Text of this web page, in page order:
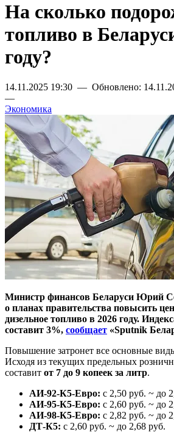
На сколько
топливо в
году?
14.11.2025 19:30 — Обновлено:
—
Экономика
Министр финансов Беларуси Юрий
о планах правительства повысить
дизельное топливо в 2026 году.
составит 3%, сообщает «Sputnik
Повышение затронет все основные
Исходя из текущих предельных
составит от 7 до 9 копеек за литр.
АИ-92-К5-Евро: с 2,50 руб. ~ до
АИ-95-К5-Евро: с 2,60 руб. ~ до
АИ-98-К5-Евро: с 2,82 руб. ~ до
ДТ-К5: с 2,60 руб. ~ до 2,68 руб.